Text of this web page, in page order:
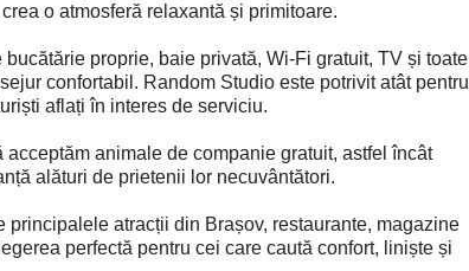
o atmosferă relaxantă și primitoare.
proprie, baie privată, Wi-Fi gratuit, TV și toate
confortabil. Random Studio este potrivit atât pentru
aflați în interes de serviciu.
acceptăm animale de companie gratuit, astfel încât
alături de prietenii lor necuvântători.
principalele atracții din Brașov, restaurante, magazine
perfectă pentru cei care caută confort, liniște și